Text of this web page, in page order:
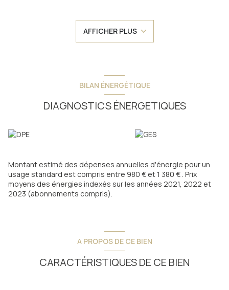
habitable de près de 65m² avec deux terrasses.
Il se compose d'une entrée, d'une pièce de vie avec cuisine
d'environ 29m², de deux chambres avec placard, d'un coin nuit
terrasse de 3,5m² dans la chambre principale.
Une place de parking couverte, et un cellier.
Appartement vendu entièrement meublé.
A visiter sans plus tarder avec l'AGENCE DU LOURON à
LOUDENVIELLE !
AFFICHER PLUS
BILAN ÉNERGÉTIQUE
DIAGNOSTICS ÉNERGETIQUES
Montant estimé des dépenses annuelles d'énergie pour un
usage standard est compris entre 980 € et 1 380 € . Prix
moyens des énergies indexés sur les années 2021, 2022 et
2023 (abonnements compris).
A PROPOS DE CE BIEN
CARACTÉRISTIQUES DE CE BIEN